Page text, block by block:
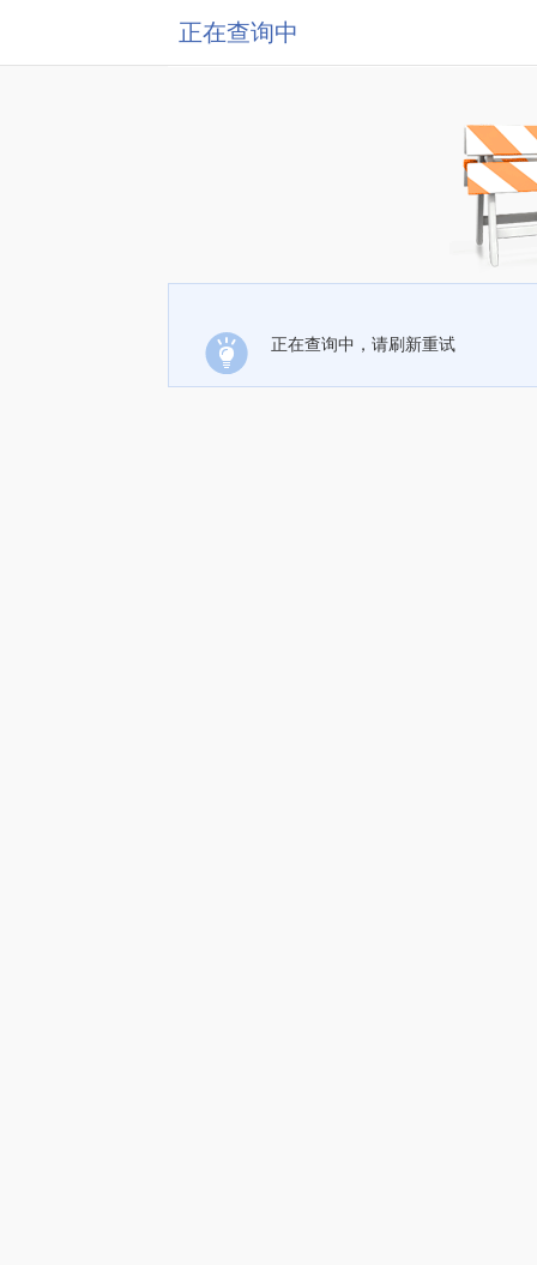
正在查询中
正在查询中，请刷新重试